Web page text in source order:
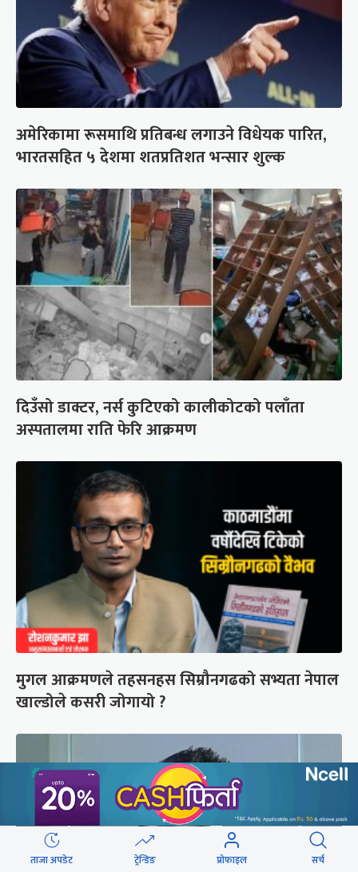
अमेरिकामा रूसमाथि प्रतिबन्ध लगाउने विधेयक पारित,
भारतसहित ५ देशमा शतप्रतिशत भन्सार शुल्क
दिउँसो डाक्टर, नर्स कुटिएको कालीकोटको पलाँता
अस्पतालमा राति फेरि आक्रमण
मुगल आक्रमणले तहसनहस सिम्रौनगढको सभ्यता नेपाल
खाल्डोले कसरी जोगायो ?
ताजा अपडेट ट्रेन्डिङ प्रोफाइल सर्च